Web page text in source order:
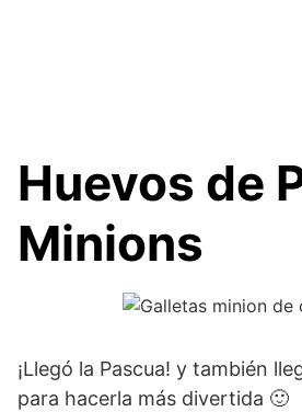
Huevos de
Minions
¡Llegó la Pascua! y también
para hacerla más divertida 🙂